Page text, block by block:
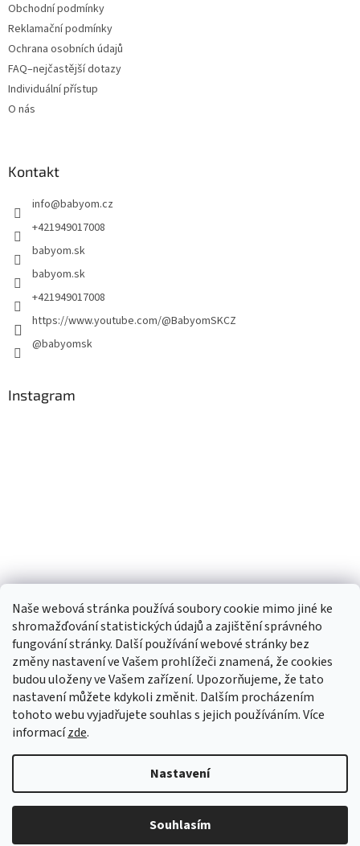
Naše webová stránka používá soubory cookie mimo jiné ke
shromažďování statistických údajů a zajištění správného
fungování stránky. Další používání webové stránky bez
změny nastavení ve Vašem prohlížeči znamená, že cookies
budou uloženy ve Vašem zařízení. Upozorňujeme, že tato
nastavení můžete kdykoli změnit. Dalším procházením
tohoto webu vyjadřujete souhlas s jejich používáním. Více
informacízde.
Nastavení
Souhlasím
Obchodní podmínky
Reklamační podmínky
Ochrana osobních údajů
FAQ–nejčastější dotazy
Individuální přístup
O nás
Kontakt
info@babyom.cz
+421949017008
babyom.sk
babyom.sk
+421949017008
https://www.youtube.com/@BabyomSKCZ
@babyomsk
Instagram
TIk Tok Instagram Facebook
Vytvořil Shoptet
Copyright 2026Babyom. Všechna práva vyhrazena.Upravit
nastavení cookies